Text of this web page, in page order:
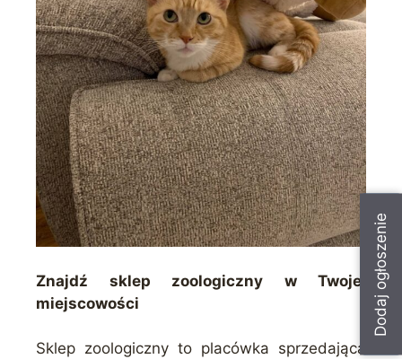
Dodaj ogłoszenie
Znajdź sklep zoologiczny w Twojej
miejscowości
Sklep zoologiczny to placówka sprzedająca